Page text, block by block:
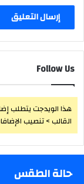
Follow Us
هذا الويدجت يتطلب
القالب > تنصيب
حالة الطقس